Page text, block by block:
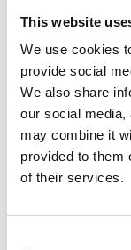
This website
We use cookies
provide social
We also share
our social media,
may combine it
provided to them
of their services.